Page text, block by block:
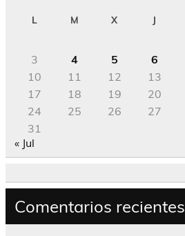
L M X J
3
4 5 6
10
11 12 13
17
18 19 20
24
25 26 27
31
« Jul
Comentarios recientes